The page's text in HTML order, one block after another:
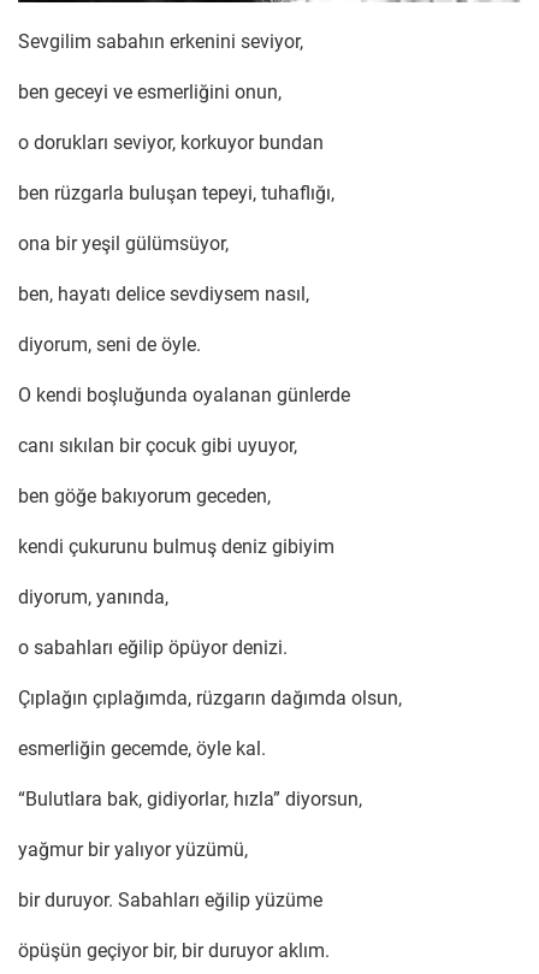
Sevgilim sabahın erkenini seviyor,
ben geceyi ve esmerliğini onun,
o dorukları seviyor, korkuyor bundan
ben rüzgarla buluşan tepeyi, tuhaflığı,
ona bir yeşil gülümsüyor,
ben, hayatı delice sevdiysem nasıl,
diyorum, seni de öyle.
O kendi boşluğunda oyalanan günlerde
canı sıkılan bir çocuk gibi uyuyor,
ben göğe bakıyorum geceden,
kendi çukurunu bulmuş deniz gibiyim
diyorum, yanında,
o sabahları eğilip öpüyor denizi.
Çıplağın çıplağımda, rüzgarın dağımda olsun,
esmerliğin gecemde, öyle kal.
“Bulutlara bak, gidiyorlar, hızla” diyorsun,
yağmur bir yalıyor yüzümü,
bir duruyor. Sabahları eğilip yüzüme
öpüşün geçiyor bir, bir duruyor aklım.